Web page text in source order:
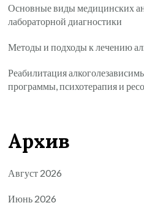
Основные виды медицинских
лабораторной диагностики
Методы и подходы к лечению
Реабилитация
программы, психотерапия и
Архив
Август 2026
Июнь 2026